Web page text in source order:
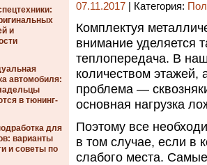
и
автомобиля:
в тюнинг-
для
варианты
и советы по
07.11.2017 | Категория:
Комплектуя
внимание уделяется
теплопередача. В
количеством этажей,
проблема —
основная нагрузка
Поэтому все
в том случае, если в
слабого места.